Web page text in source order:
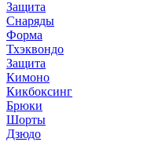
Защита
Снаряды
Форма
Тхэквондо
Защита
Кимоно
Кикбоксинг
Брюки
Шорты
Дзюдо